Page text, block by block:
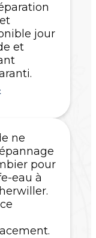
jour
et
ne
pour
eau à